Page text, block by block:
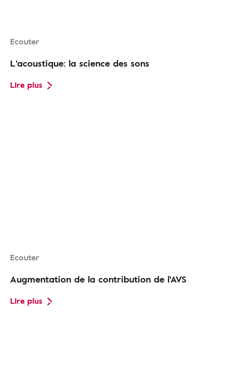
Ecouter
L'acoustique: la science des sons
Lire plus
Ecouter
Augmentation de la contribution de l'AVS
Lire plus